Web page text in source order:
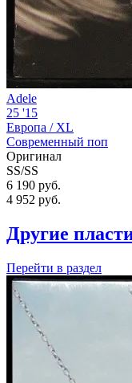
Adele
25 '15
Европа / XL
Современный поп
Оригинал
SS/SS
6 190 руб.
4 952 руб.
Другие
Перейти в раздел